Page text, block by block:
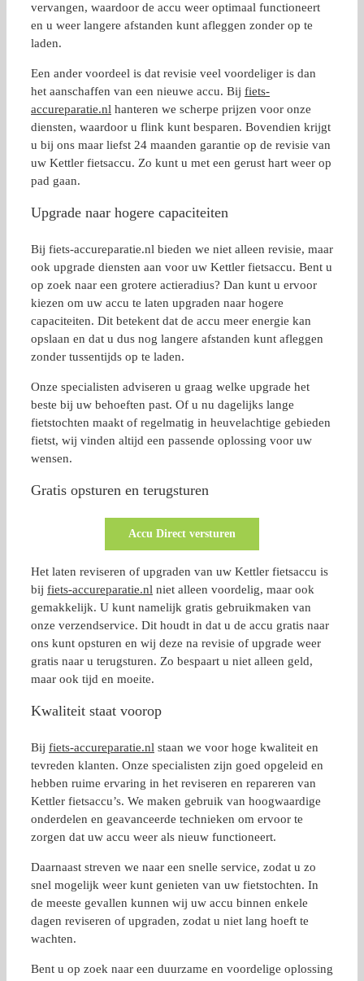
vervangen, waardoor de accu weer optimaal functioneert
en u weer langere afstanden kunt afleggen zonder op te
laden.
Een ander voordeel is dat revisie veel voordeliger is dan
het aanschaffen van een nieuwe accu. Bij fiets-
accureparatie.nl hanteren we scherpe prijzen voor onze
diensten, waardoor u flink kunt besparen. Bovendien krijgt
u bij ons maar liefst 24 maanden garantie op de revisie van
uw Kettler fietsaccu. Zo kunt u met een gerust hart weer op
pad gaan.
Upgrade naar hogere capaciteiten
Bij fiets-accureparatie.nl bieden we niet alleen revisie, maar
ook upgrade diensten aan voor uw Kettler fietsaccu. Bent u
op zoek naar een grotere actieradius? Dan kunt u ervoor
kiezen om uw accu te laten upgraden naar hogere
capaciteiten. Dit betekent dat de accu meer energie kan
opslaan en dat u dus nog langere afstanden kunt afleggen
zonder tussentijds op te laden.
Onze specialisten adviseren u graag welke upgrade het
beste bij uw behoeften past. Of u nu dagelijks lange
fietstochten maakt of regelmatig in heuvelachtige gebieden
fietst, wij vinden altijd een passende oplossing voor uw
wensen.
Gratis opsturen en terugsturen
Accu Direct versturen
Het laten reviseren of upgraden van uw Kettler fietsaccu is
bij fiets-accureparatie.nl niet alleen voordelig, maar ook
gemakkelijk. U kunt namelijk gratis gebruikmaken van
onze verzendservice. Dit houdt in dat u de accu gratis naar
ons kunt opsturen en wij deze na revisie of upgrade weer
gratis naar u terugsturen. Zo bespaart u niet alleen geld,
maar ook tijd en moeite.
Kwaliteit staat voorop
Bij fiets-accureparatie.nl staan we voor hoge kwaliteit en
tevreden klanten. Onze specialisten zijn goed opgeleid en
hebben ruime ervaring in het reviseren en repareren van
Kettler fietsaccu’s. We maken gebruik van hoogwaardige
onderdelen en geavanceerde technieken om ervoor te
zorgen dat uw accu weer als nieuw functioneert.
Daarnaast streven we naar een snelle service, zodat u zo
snel mogelijk weer kunt genieten van uw fietstochten. In
de meeste gevallen kunnen wij uw accu binnen enkele
dagen reviseren of upgraden, zodat u niet lang hoeft te
wachten.
Bent u op zoek naar een duurzame en voordelige oplossing